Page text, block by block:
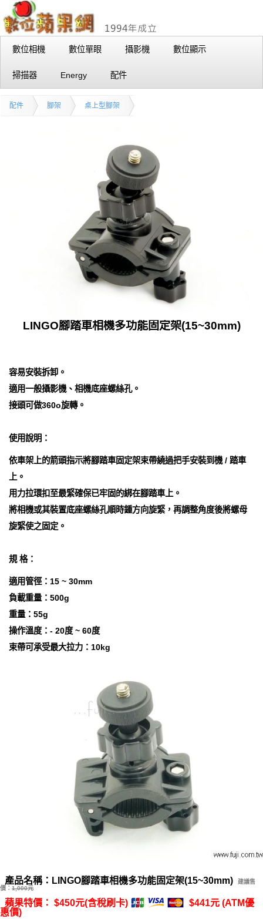
數位相機 數位單眼 攝影機 數位顯示
掃描器 Energy 配件
配件 腳架 桌上型腳架
LINGO腳踏車相機多功能固定架(15~30mm)
容易安裝拆卸。
適用一般攝影機、相機底座螺絲孔。
接頭可做360o旋轉。
使用說明：
依車架上的箭頭指示將腳踏車固定架束帶繞過把手安裝到機 / 踏車
上。
用力拉環扣至最緊確保已牢固的綁在腳踏車上。
將相機或其裝置底座螺絲孔順時鍾方向旋緊，再調整角度後將螺母
旋緊使之固定。
規 格：
適用管徑：15 ~ 30mm
負載重量：500g
重量：55g
操作溫度：- 20度 ~ 60度
束帶可承受最大拉力：10kg
產品名稱：LINGO腳踏車相機多功能固定架(15~30mm)
建議售
價： 1,000元
蘋果特價： $450元(含稅刷卡)
$441元 (ATM優
惠價)